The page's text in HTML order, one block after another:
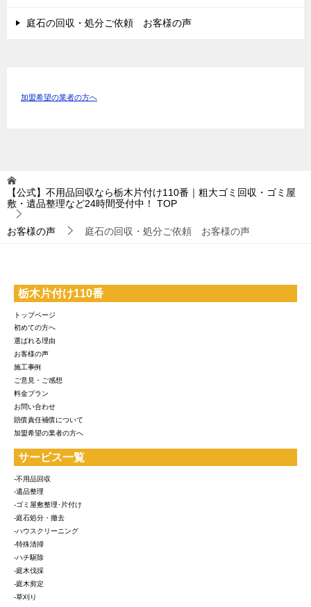
庭石の回収・処分ご依頼 お客様の声
加盟希望の業者の方へ
【公式】不用品回収なら栃木片付け110番｜粗大ゴミ回収・ゴミ屋
敷・遺品整理など24時間受付中！
TOP
お客様の声 庭石の回収・処分ご依頼 お客様の声
栃木片付け110番
トップページ
初めての方へ
選ばれる理由
お客様の声
施工事例
ご意見・ご感想
料金プラン
お問い合わせ
賠償責任補償について
加盟希望の業者の方へ
サービス一覧
-不用品回収
-遺品整理
-ゴミ屋敷整理･片付け
-庭石処分・撤去
-ハウスクリーニング
-特殊清掃
-ハチ駆除
-庭木伐採
-庭木剪定
-草刈り